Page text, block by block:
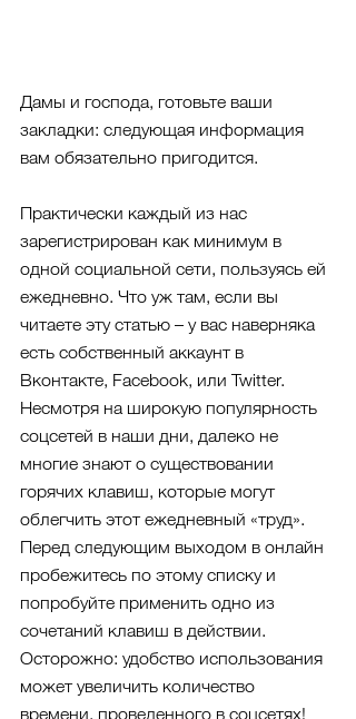
Дамы и господа, готовьте ваши
закладки: следующая информация
вам обязательно пригодится.
Практически каждый из нас
зарегистрирован как минимум в
одной социальной сети, пользуясь ей
ежедневно. Что уж там, если вы
читаете эту статью – у вас наверняка
есть собственный аккаунт в
Вконтакте, Facebook, или Twitter.
Несмотря на широкую популярность
соцсетей в наши дни, далеко не
многие знают о существовании
горячих клавиш, которые могут
облегчить этот ежедневный «труд».
Перед следующим выходом в онлайн
пробежитесь по этому списку и
попробуйте применить одно из
сочетаний клавиш в действии.
Осторожно: удобство использования
может увеличить количество
времени, проведенного в соцсетях!